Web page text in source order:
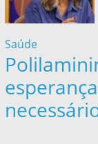
Saúde